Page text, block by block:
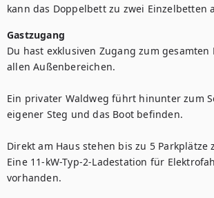
Gastzugang
Du hast exklusiven Zugang zum gesamten
allen Außenbereichen.
Ein privater Waldweg führt hinunter zum
eigener Steg und das Boot befinden.
Direkt am Haus stehen bis zu 5 Parkplätze
Eine 11-kW-Typ-2-Ladestation für
vorhanden.